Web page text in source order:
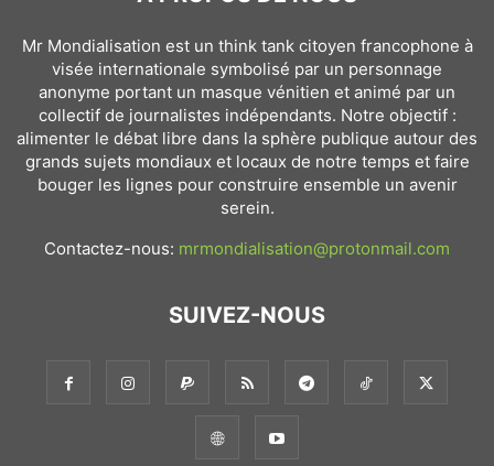
Mr Mondialisation est un think tank citoyen francophone à
visée internationale symbolisé par un personnage
anonyme portant un masque vénitien et animé par un
collectif de journalistes indépendants. Notre objectif :
alimenter le débat libre dans la sphère publique autour des
grands sujets mondiaux et locaux de notre temps et faire
bouger les lignes pour construire ensemble un avenir
serein.
Contactez-nous: mrmondialisation@protonmail.com
SUIVEZ-NOUS